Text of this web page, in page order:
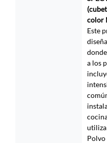
color
Este
a los
utiliza